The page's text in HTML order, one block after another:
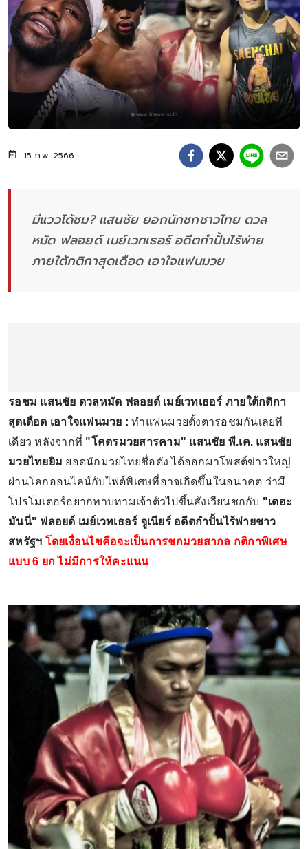
15 ก.พ. 2566
มีแววได้ชม? แสนชัย ยอกนักชกชาวไทย ดวล
หมัด ฟลอยด์ เมย์เวทเธอร์ อดีตกำปั้นไร้พ่าย
ภายใต้กติกาสุดเดือด เอาใจแฟนมวย
รอชม แสนชัย ดวลหมัด ฟลอยด์ เมย์เวทเธอร์ ภายใต้กติกา
สุดเดือด เอาใจแฟนมวย : ทำแฟนมวยตั้งตารอชมกันเลยที
เดียว หลังจากที่ "โคตรมวยสารคาม" แสนชัย พี.เค. แสนชัย
มวยไทยยิม ยอดนักมวยไทยชื่อดัง ได้ออกมาโพสต์ข่าวใหญ่
ผ่านโลกออนไลน์กับไฟต์พิเศษที่อาจเกิดขึ้นในอนาคต ว่ามี
โปรโมเตอร์อยากทาบทามเจ้าตัวไปขึ้นสังเวียนชกกับ "เดอะ
มันนี่" ฟลอยด์ เมย์เวทเธอร์ จูเนียร์ อดีตกำปั้นไร้พ่ายชาว
สหรัฐฯ โดยเงื่อนไขคือจะเป็นการชกมวยสากล กติกาพิเศษ
แบบ 6 ยก ไม่มีการให้คะแนน